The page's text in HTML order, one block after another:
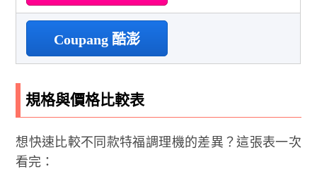
Coupang 酷澎
規格與價格比較表
想快速比較不同款特福調理機的差異？這張表一次
看完：